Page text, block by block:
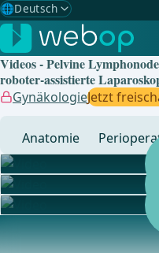
🌐Deutsch
Gewählte Sprache: Deutsch
🇩🇪 Deutsch ✓
🇬🇧English
🇪🇸Spanisch
🇧🇷Brasilianisch
Videos - Pelvine
roboter-assistierte
GynäkologieJetzt
Anatomie